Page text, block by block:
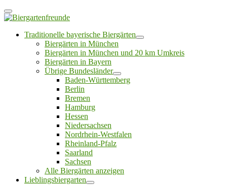
Traditionelle bayerische Biergärten
Biergärten in München
Biergärten in München und 20 km Umkreis
Biergärten in Bayern
Übrige Bundesländer
Baden-Württemberg
Berlin
Bremen
Hamburg
Hessen
Niedersachsen
Nordrhein-Westfalen
Rheinland-Pfalz
Saarland
Sachsen
Alle Biergärten anzeigen
Lieblingsbiergarten